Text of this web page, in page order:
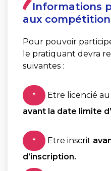
Informations
aux
Pour pouvoir
le pratiquant devra
suivantes :
* Etre licencié
avant la date limite
* Etre inscrit
d’inscription.